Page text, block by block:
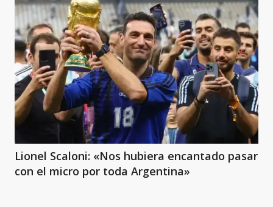
Lionel Scaloni: «Nos hubiera encantado pasar
con el micro por toda Argentina»